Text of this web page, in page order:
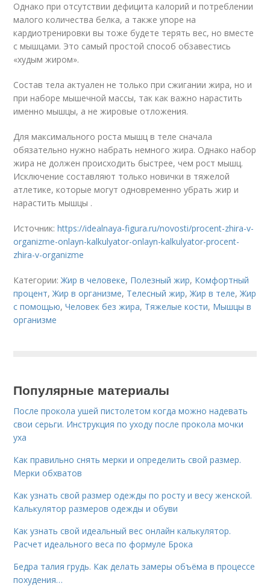
Однако при отсутствии дефицита калорий и потреблении
малого количества белка, а также упоре на
кардиотренировки вы тоже будете терять вес, но вместе
с мышцами. Это самый простой способ обзавестись
«худым жиром».
Состав тела актуален не только при сжигании жира, но и
при наборе мышечной массы, так как важно нарастить
именно мышцы, а не жировые отложения.
Для максимального роста мышц в теле сначала
обязательно нужно набрать немного жира. Однако набор
жира не должен происходить быстрее, чем рост мышц.
Исключение составляют только новички в тяжелой
атлетике, которые могут одновременно убрать жир и
нарастить мышцы .
Источник:https://idealnaya-figura.ru/novosti/procent-zhira-v-
organizme-onlayn-kalkulyator-onlayn-kalkulyator-procent-
zhira-v-organizme
Категории:Жир в человеке, Полезный жир, Комфортный
процент,Жир в организме, Телесный жир,Жир в теле,Жир
с помощью,Человек без жира, Тяжелые кости, Мышцы в
организме
Популярные материалы
После прокола ушей пистолетом когда можно надевать
свои серьги. Инструкция по уходу после прокола мочки
уха
Как правильно снять мерки и определить свой размер.
Мерки обхватов
Как узнать свой размер одежды по росту и весу женской.
Калькулятор размеров одежды и обуви
Как узнать свой идеальный вес онлайн калькулятор.
Расчет идеального веса по формуле Брока
Бедра талия грудь. Как делать замеры объёма в процессе
похудения…